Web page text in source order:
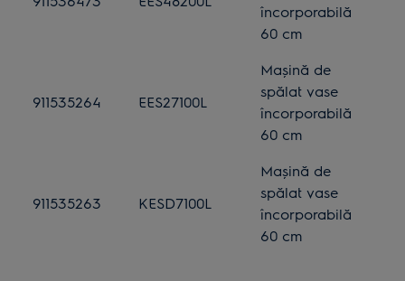
încorporabilă
60 cm
911535264 EES27100L
Mașină de
spălat vase
încorporabilă
60 cm
911535263 KESD7100L
Mașină de
spălat vase
încorporabilă
60 cm